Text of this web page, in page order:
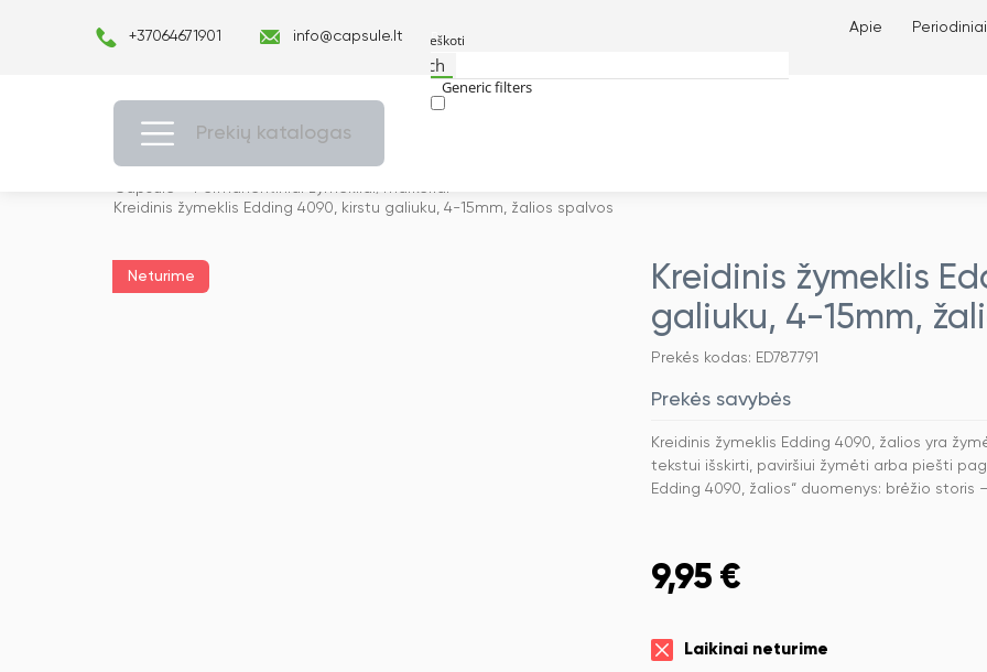
+37064671901 info@capsule.lt
Search
Generic filters
Apie
Prekių katalogas
Capsulė Permanentiniai žymekliai/markeriai
Kreidinis žymeklis Edding 4090, kirstu galiuku, 4-15mm, žalios spalvos
Neturime
Kreidinis žymeklis
galiuku, 4-15mm,
Prekės kodas: ED787791
Prekės savybės
Kreidinis žymeklis Edding 4090, žalios yra
tekstui išskirti, paviršiui žymėti arba piešti
Edding 4090, žalios“ duomenys: brėžio storis
9,95 €
Laikinai neturime